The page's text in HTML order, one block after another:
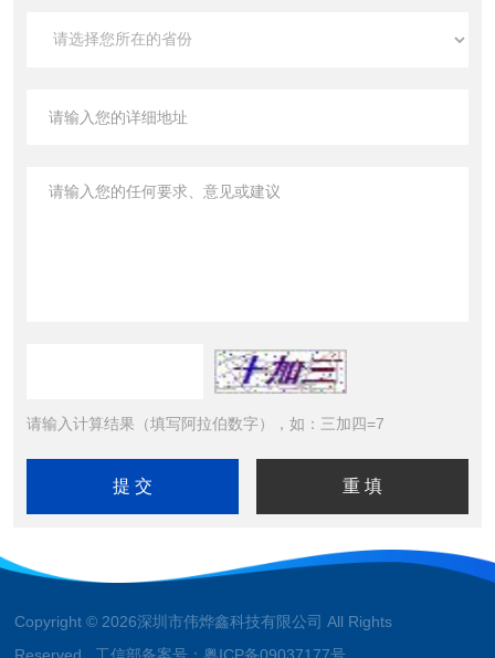
请输入计算结果（填写阿拉伯数字），如：三加四=7
Copyright © 2026深圳市伟烨鑫科技有限公司 All Rights